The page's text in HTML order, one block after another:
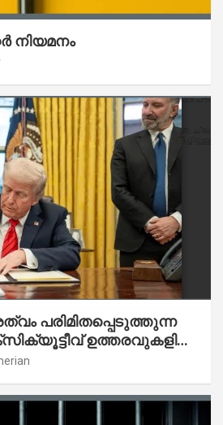
നിയമനം
പരിമിതപ്പെടുത്തുന്ന
ഉത്തരവുകളിൽ